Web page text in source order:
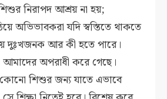
শিশুর নিরাপদ আশ্রয় না হয়;
অভিভাবকরা যদি স্বস্তিতে থাকতে
দুঃখজনক আর কী হতে পারে।
আমাদের অপরাধী করে গেছে।
কোনো শিশুর জন্য যাতে এভাবে